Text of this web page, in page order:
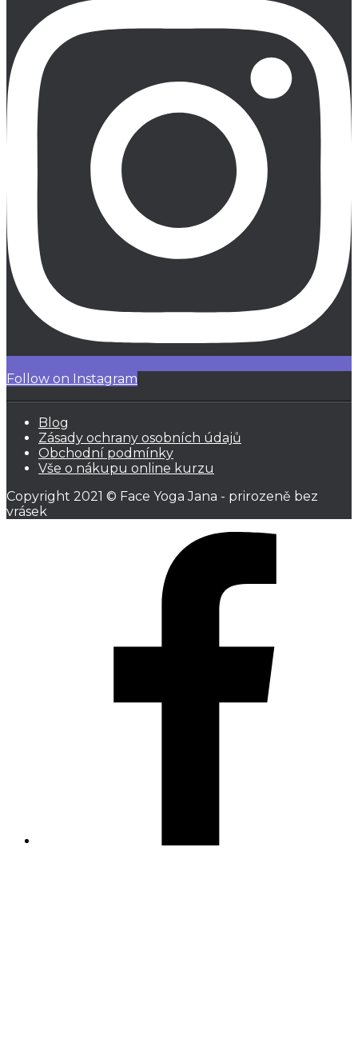
Follow on Instagram
Blog
Zásady ochrany osobních údajů
Obchodní podmínky
Vše o nákupu online kurzu
Copyright 2021 © Face Yoga Jana - prirozeně bez
vrásek